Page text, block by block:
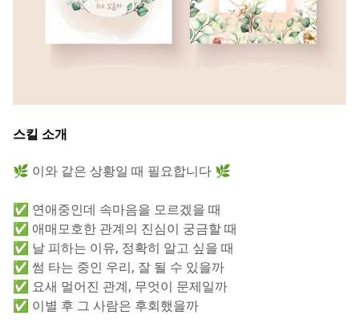
스킬 소개
🌿 이와 같은 상황일 때 필요합니다 🌿
✅ 연애중인데 속마음을 모르겠을 때
✅ 애매모호한 관계의 진심이 궁금할 때
✅ 날 피하는 이유, 정확히 알고 싶을 때
✅ 썸 타는 중인 우리, 잘 될 수 있을까
✅ 요새 멀어진 관계, 무엇이 문제일까
✅ 이별 후 그 사람은 후회했을까